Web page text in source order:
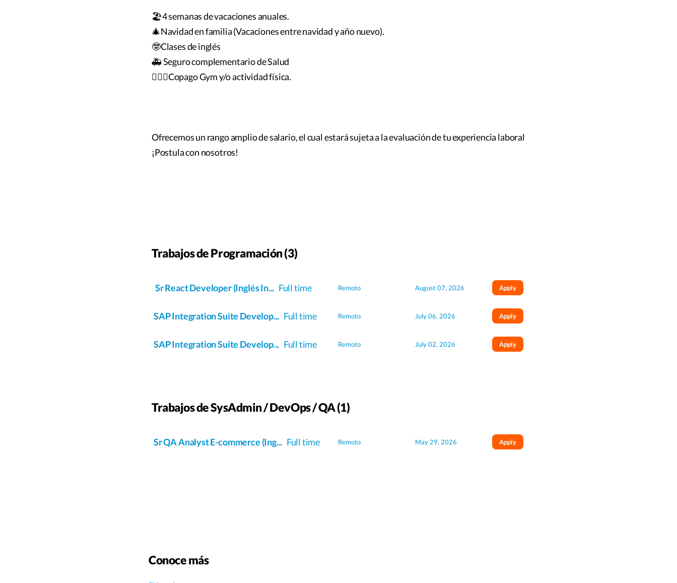
🏖️4 semanas de vacaciones anuales.
🎄Navidad en familia (Vacaciones entre navidad y año nuevo).
🤓Clases de inglés
🚑 Seguro complementario de Salud
🏋🏻‍♀️Copago Gym y/o actividad física.
Ofrecemos un rango amplio de salario, el cual estará sujeta a la evaluación de tu experiencia laboral
¡Postula con nosotros!
Trabajos de Programación (3)
Sr React Developer (Inglés In... Full time Remoto August 07, 2026 Apply
SAP Integration Suite Develop... Full time Remoto July 06, 2026 Apply
SAP Integration Suite Develop... Full time Remoto July 02, 2026 Apply
Trabajos de SysAdmin / DevOps / QA (1)
Sr QA Analyst E-commerce (Ing... Full time Remoto May 29, 2026 Apply
Conoce más